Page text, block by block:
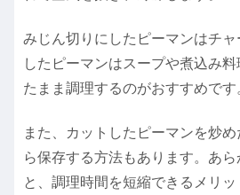
みじん切りにしたピーマンはチ
したピーマンはスープや煮込み
たまま調理するのがおすすめです
また、カットしたピーマンを炒
ら保存する方法もあります。あら
と、調理時間を短縮できるメリッ